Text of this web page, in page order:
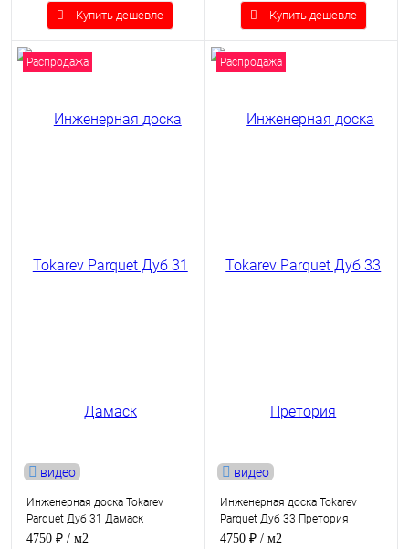
Купить дешевле Купить дешевле
Распродажа
видео
Инженерная доска Tokarev
Parquet Дуб 31 Дамаск
4750 ₽ / м2
Распродажа
видео
Инженерная доска Tokarev
Parquet Дуб 33 Претория
4750 ₽ / м2